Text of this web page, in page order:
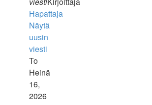
Hapattaja
Näytä
uusin
viesti
To
Heinä
16,
2026